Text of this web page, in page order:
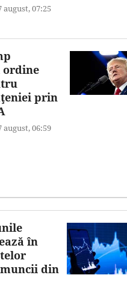
august,07:25
ordine
prin
august,06:59
în
din